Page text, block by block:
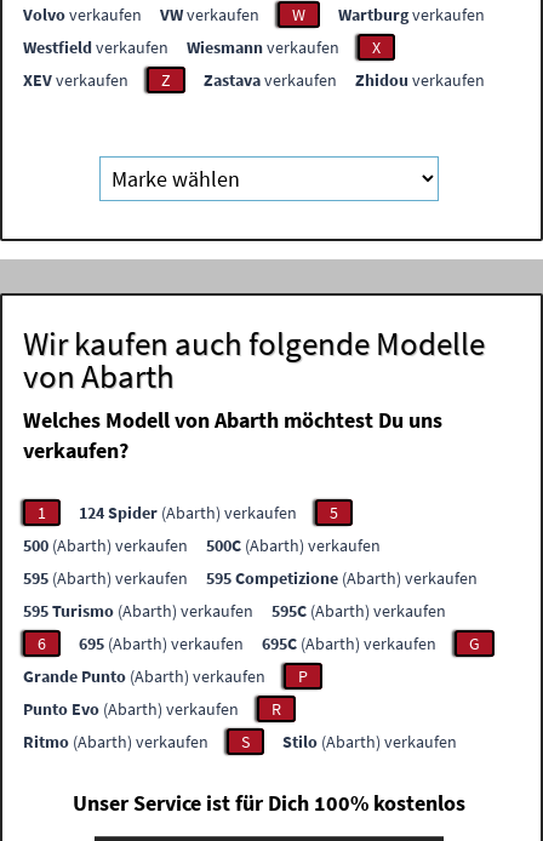
Volvoverkaufen VWverkaufen W Wartburgverkaufen
Westfieldverkaufen Wiesmannverkaufen
X
XEVverkaufen Z Zastavaverkaufen Zhidou verkaufen
Wir kaufen auch folgende Modelle
von Abarth
Welches Modell von Abarth möchtest Du uns
verkaufen?
1 124 Spider (Abarth) verkaufen
5
500 (Abarth) verkaufen 500C (Abarth) verkaufen
595 (Abarth) verkaufen 595 Competizione (Abarth) verkaufen
595 Turismo (Abarth) verkaufen 595C (Abarth) verkaufen
6
695 (Abarth) verkaufen 695C (Abarth) verkaufen
G
Grande Punto (Abarth) verkaufen
P
Punto Evo (Abarth) verkaufen
R
Ritmo (Abarth) verkaufen S Stilo (Abarth) verkaufen
Unser Service ist für Dich 100% kostenlos